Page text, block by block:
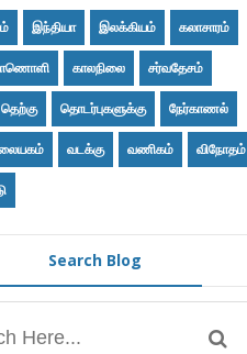
இந்தியா இலக்கியம் கலாசாரம்
காலநிலை சர்வதேசம்
தெற்கு தொடர்புகளுக்கு நேர்காணல்
வடக்கு வணிகம் விநோதம்
Search Blog